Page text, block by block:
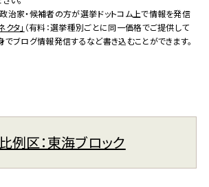
治家・候補者の方が選挙ドットコム上で情報を発信
クタ」 （有料：選挙種別ごとに同一価格でご提供して
でブログ情報発信するなど書き込むことができます。
例区：東海ブロック